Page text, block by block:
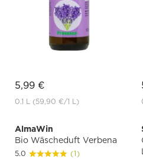
5,99 €
0.1 L (59,90 €/1 L)
AlmaWin
Bio Wäscheduft Verbena
5.0 (1)